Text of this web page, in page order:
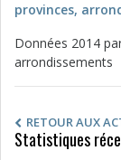
provinces,
Données 2014
arrondissements
RETOUR AUX
Statistiques